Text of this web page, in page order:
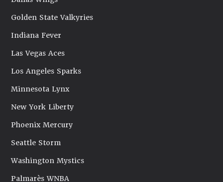
Golden State Valkyries
Indiana Fever
Las Vegas Aces
Los Angeles Sparks
Minnesota Lynx
New York Liberty
Phoenix Mercury
Seattle Storm
Washington Mystics
Palmarès WNBA